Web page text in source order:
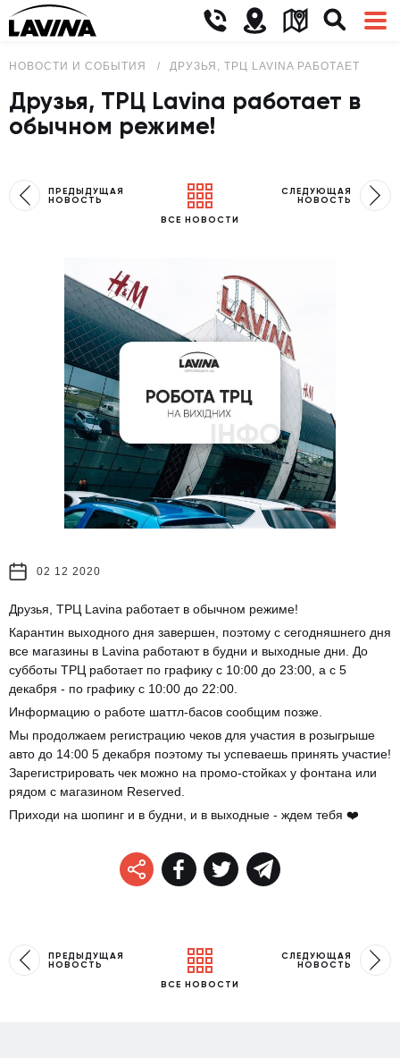
НОВОСТИ И СОБЫТИЯ ДРУЗЬЯ, ТРЦ LAVINA РАБОТАЕТ В
Друзья, ТРЦ Lavina работает в
обычном режиме!
ПРЕДЫДУЩАЯ
НОВОСТЬ
ВСЕ НОВОСТИ
СЛЕДУЮЩАЯ
НОВОСТЬ
02 12 2020
Друзья, ТРЦ Lavina работает в обычном режиме!
Карантин выходного дня завершен, поэтому с сегодняшнего дня
все магазины в Lavina работают в будни и выходные дни. До
субботы ТРЦ работает по графику с 10:00 до 23:00, а с 5
декабря - по графику с 10:00 до 22:00.
Информацию о работе шаттл-басов сообщим позже.
Мы продолжаем регистрацию чеков для участия в розыгрыше
авто до 14:00 5 декабря поэтому ты успеваешь принять участие!
Зарегистрировать чек можно на промо-стойках у фонтана или
рядом с магазином Reserved.
Приходи на шопинг и в будни, и в выходные - ждем тебя ❤️
ПРЕДЫДУЩАЯ
НОВОСТЬ
ВСЕ НОВОСТИ
СЛЕДУЮЩАЯ
НОВОСТЬ